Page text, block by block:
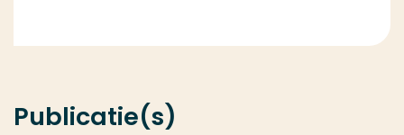
Publicatie(s)